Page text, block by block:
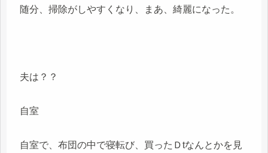
随分、掃除がしやすくなり、まあ、綺麗になった。
夫は？？
自室
自室で、布団の中で寝転び、買ったＤtなんとかを見